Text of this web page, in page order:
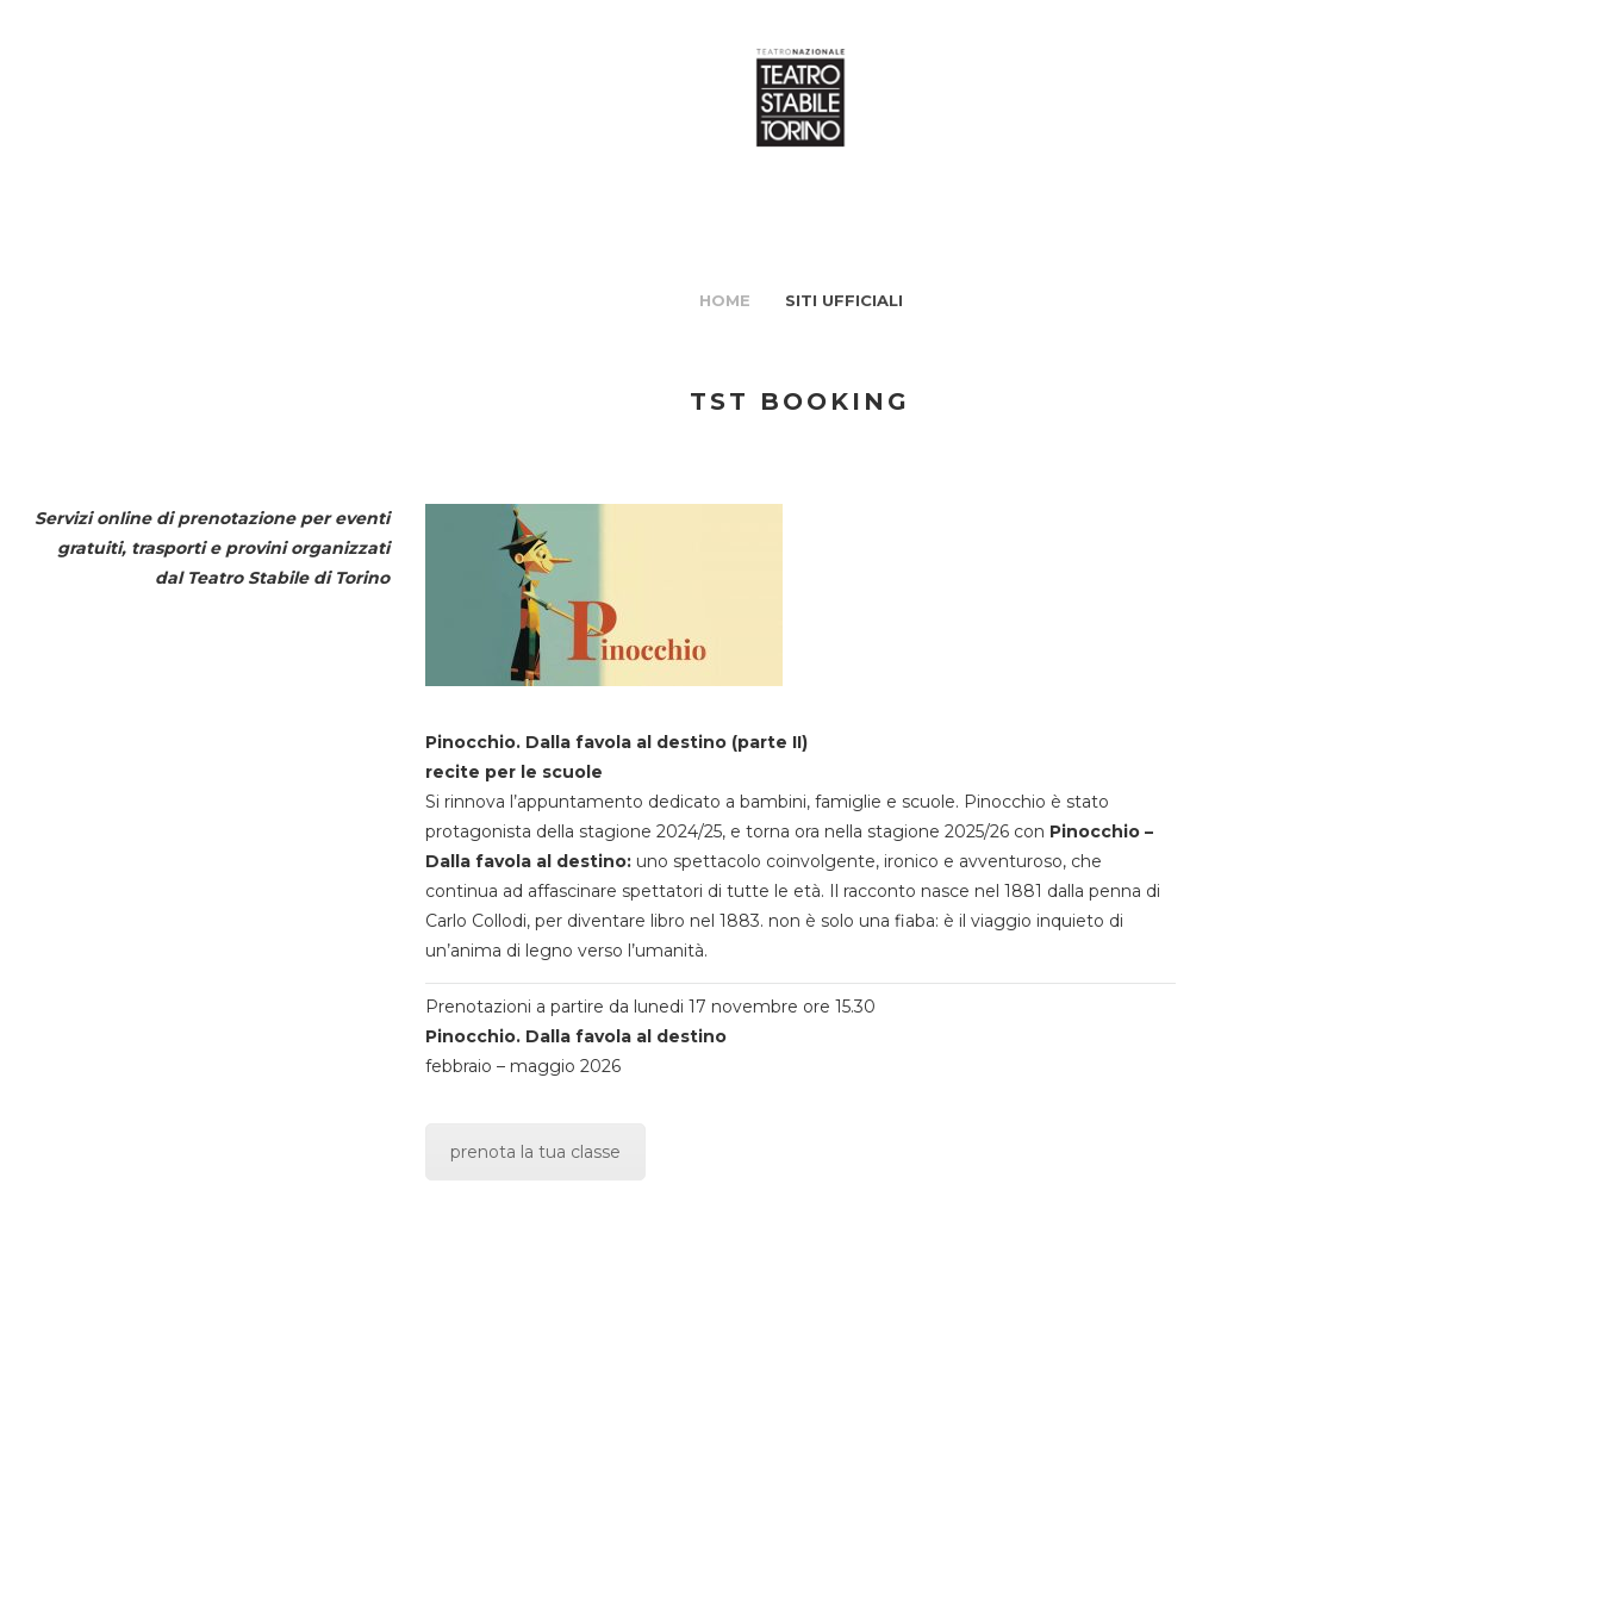
HOME SITI UFFICIALI
TST BOOKING
Servizi online di prenotazione per eventi
gratuiti, trasporti e provini organizzati
dal Teatro Stabile di Torino
Pinocchio. Dalla favola al destino (parte II)
recite per le scuole
Si rinnova l’appuntamento dedicato a bambini, famiglie e scuole. Pinocchio è stato
protagonista della stagione 2024/25, e torna ora nella stagione 2025/26 con Pinocchio –
Dalla favola al destino:uno spettacolo coinvolgente, ironico e avventuroso, che
continua ad affascinare spettatori di tutte le età. Il racconto nasce nel 1881 dalla penna di
Carlo Collodi, per diventare libro nel 1883. non è solo una fiaba: è il viaggio inquieto di
un’anima di legno verso l’umanità.
Prenotazioni a partire da lunedi 17 novembre ore 15.30
Pinocchio. Dalla favola al destino
febbraio – maggio 2026
prenota la tua classe